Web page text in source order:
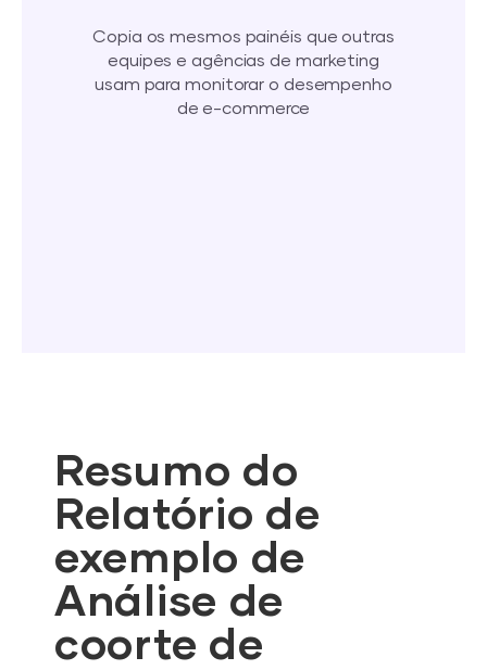
Copia os mesmos painéis que outras
equipes e agências de marketing
usam para monitorar o desempenho
de e-commerce
Resumo do
Relatório de
exemplo de
Análise de
coorte de